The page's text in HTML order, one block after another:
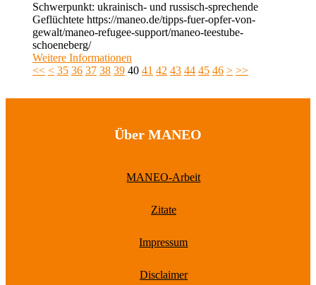
Schwerpunkt: ukrainisch- und russisch-sprechende
Geflüchtete https://maneo.de/tipps-fuer-opfer-von-
gewalt/maneo-refugee-support/maneo-teestube-
schoeneberg/
Weitere Informationen
<< < 35 36 37 38 39 40 41 42 43 44 45 46 > >>
Über MANEO
MANEO-Arbeit
Zitate
Impressum
Disclaimer